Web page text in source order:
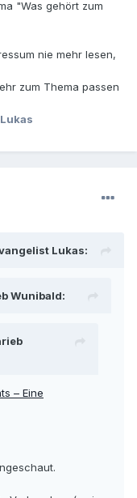
"Was gehört zum
nie mehr lesen,
zum Thema passen
Lukas:
Wunibald:
– Eine